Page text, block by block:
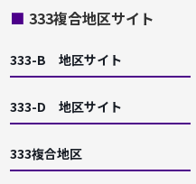
■ 333複合地区サイト
333-B 地区サイト
333-D 地区サイト
333複合地区